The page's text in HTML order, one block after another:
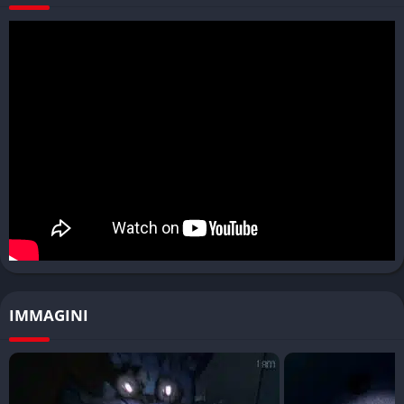
incubi infantili. Le loro versioni Nightmare sono più aggressive
Ogni notte introduce comportamenti più complessi e pattern
sonori più ambigui, costringendo il giocatore a migliorare i
propri riflessi e la propria memoria acustica.
Un gameplay di pura tensione
A differenza dei capitoli precedenti, Five Nights at Freddy’s 4
IMMAGINI